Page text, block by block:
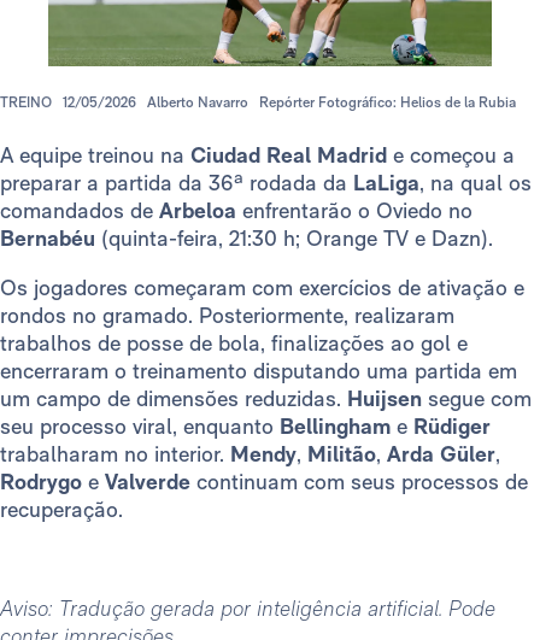
TREINO 12/05/2026 Alberto Navarro Repórter Fotográfico: Helios de la Rubia
A equipe treinou na Ciudad Real Madrid e começou a
preparar a partida da 36ª rodada da LaLiga, na qual os
comandados de Arbeloa enfrentarão o Oviedo no
Bernabéu (quinta-feira, 21:30 h; Orange TV e Dazn).
Os jogadores começaram com exercícios de ativação e
rondos no gramado. Posteriormente, realizaram
trabalhos de posse de bola, finalizações ao gol e
encerraram o treinamento disputando uma partida em
um campo de dimensões reduzidas. Huijsen segue com
seu processo viral, enquanto Bellingham e Rüdiger
trabalharam no interior. Mendy, Militão, Arda Güler,
Rodrygo e Valverde continuam com seus processos de
recuperação.
Aviso: Tradução gerada por inteligência artificial. Pode